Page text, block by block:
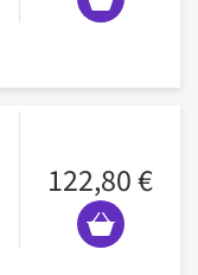
122,80 €